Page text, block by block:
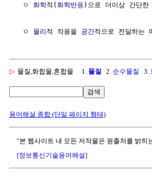
  ㅇ
화학적( 화학반응 )으로 더이상 간단
  ㅇ
물리 적 작용을 공간적으로 전달하는
▷ 물질,화합물,혼합물 1. 물질 2. 순수물질 3.
검색
용어해설 종합 (단일 페이지 형태)
"본 웹사이트 내 모든 저작물은 원출처를 밝
[정보통신기술용어해설]